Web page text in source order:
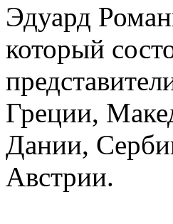
Эдуард
который
Греции,
Дании,
Австрии.